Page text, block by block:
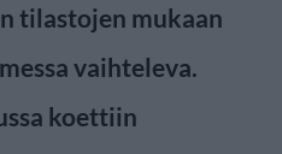
tilastojen mukaan
vaihteleva.
koettiin